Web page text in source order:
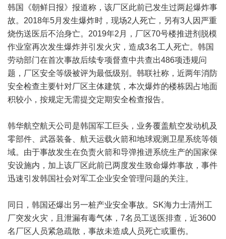
韩国《朝鲜日报》报道称，该厂区此前已发生过两起爆炸事
故。2018年5月发生爆炸时，现场2人死亡，另有3人因严重
烧伤送医后不治身亡。2019年2月，厂区70号楼推进剂脱模
作业室再次发生爆炸并引发火灾，造成3名工人死亡。韩国
劳动部门在首次事故后续专项督查中共查出486项违规问
题，厂区安全等级被评为最低级别。韩联社称，近两年消防
安全检查主要针对厂区主体建筑，本次爆炸的楼栋因占地面
积较小，按规定无需提交定期安全检查报告。
韩华航空航天公司是韩国军工巨头，业务覆盖航空发动机及
零部件、武器装备、航天运载火箭和地球观测卫星系统等领
域。由于事故发生在负责火箭和导弹推进系统生产的国家保
安设施内，加上该厂区此前已两度发生致命爆炸事故，事件
迅速引发韩国社会对军工企业安全管理问题的关注。
同日，韩国还爆出另一桩产业安全事故。SK海力士清州工
厂突发火灾，且泄漏有毒气体，7名员工送医排查，近3600
名厂区人员紧急疏散，事故未造成人员死亡或重伤。